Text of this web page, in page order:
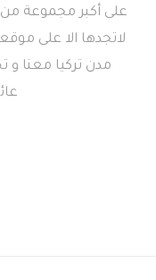
على أكبر مجموعة من
لاتجدها الا على
مدن تركيا معنا و